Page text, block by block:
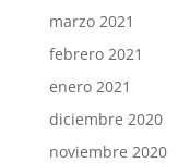
marzo 2021
febrero 2021
enero 2021
diciembre 2020
noviembre 2020